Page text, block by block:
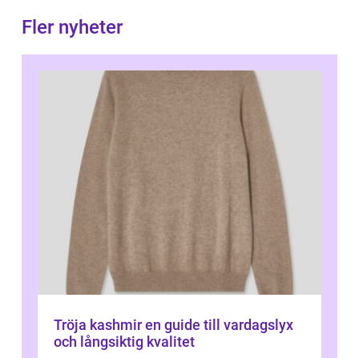
Fler nyheter
Tröja kashmir en guide till vardagslyx
och långsiktig kvalitet